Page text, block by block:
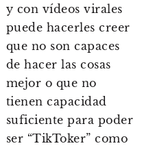
y con vídeos virales
puede hacerles creer
que no son capaces
de hacer las cosas
mejor o que no
tienen capacidad
suficiente para poder
ser “TikToker” como